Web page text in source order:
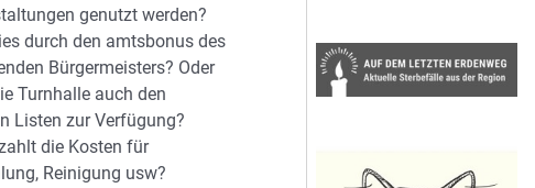
genutzt werden?
durch den amtsbonus des
Bürgermeisters? Oder
Turnhalle auch den
Listen zur Verfügung?
die Kosten für
Reinigung usw?